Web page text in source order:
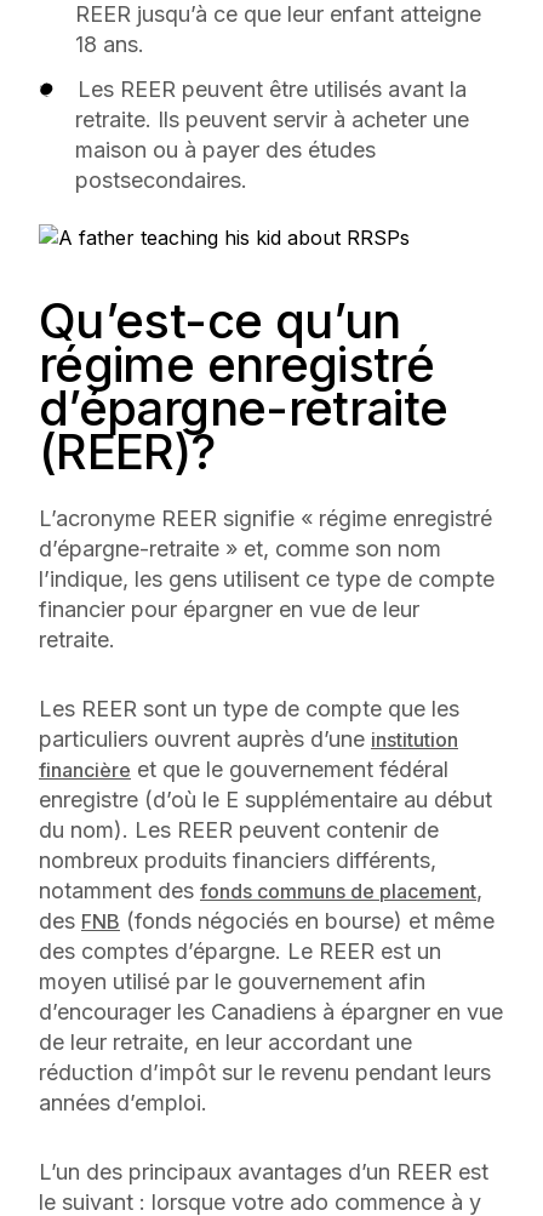
REER jusqu’à ce que leur enfant atteigne
18 ans.
Les REER peuvent être utilisés avant la
retraite. Ils peuvent servir à acheter une
maison ou à payer des études
postsecondaires.
Qu’est-ce qu’un
régime enregistré
d’épargne-retraite
(REER)?
L’acronyme REER signifie « régime enregistré
d’épargne-retraite » et, comme son nom
l’indique, les gens utilisent ce type de compte
financier pour épargner en vue de leur
retraite.
Les REER sont un type de compte que les
particuliers ouvrent auprès d’une institution
financière et que le gouvernement fédéral
enregistre (d’où le E supplémentaire au début
du nom). Les REER peuvent contenir de
nombreux produits financiers différents,
notamment des fonds communs de placement,
des FNB (fonds négociés en bourse) et même
des comptes d’épargne. Le REER est un
moyen utilisé par le gouvernement afin
d’encourager les Canadiens à épargner en vue
de leur retraite, en leur accordant une
réduction d’impôt sur le revenu pendant leurs
années d’emploi.
L’un des principaux avantages d’un REER est
le suivant : lorsque votre ado commence à y